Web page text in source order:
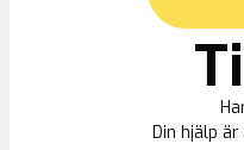
Din hjälp